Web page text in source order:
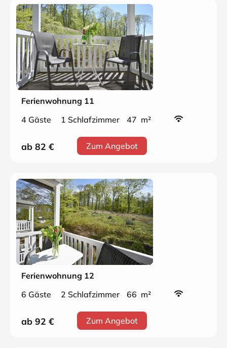
Ferienwohnung 11
4 Gäste
1 Schlafzimmer 47 m²
ab 82 € Zum Angebot
Ferienwohnung 12
6 Gäste
2 Schlafzimmer 66 m²
ab 92 € Zum Angebot